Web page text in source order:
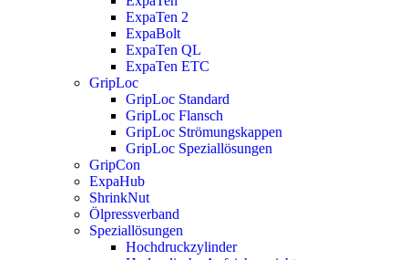
ExpaTen 2
ExpaBolt
ExpaTen QL
ExpaTen ETC
GripLoc
GripLoc Standard
GripLoc Flansch
GripLoc Strömungskappen
GripLoc Speziallösungen
GripCon
ExpaHub
ShrinkNut
Ölpressverband
Speziallösungen
Hochdruckzylinder